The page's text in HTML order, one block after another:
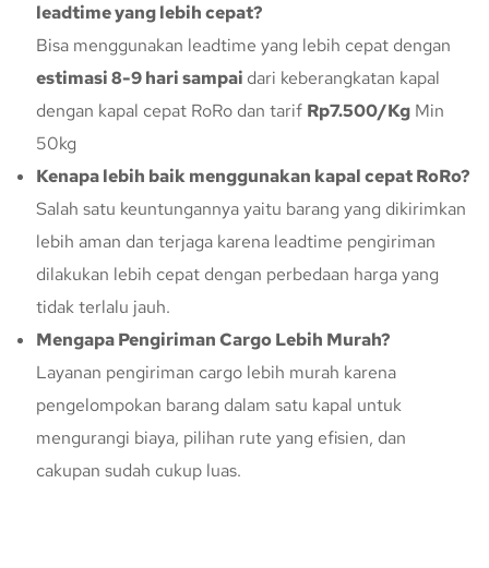
leadtime yang lebih cepat?
Bisa menggunakan leadtime yang lebih cepat dengan
estimasi 8-9 hari sampai dari keberangkatan kapal
dengan kapal cepat RoRo dan tarif Rp7.500/Kg Min
50kg
Kenapa lebih baik menggunakan kapal cepat RoRo?
Salah satu keuntungannya yaitu barang yang dikirimkan
lebih aman dan terjaga karena leadtime pengiriman
dilakukan lebih cepat dengan perbedaan harga yang
tidak terlalu jauh.
Mengapa Pengiriman Cargo Lebih Murah?
Layanan pengiriman cargo lebih murah karena
pengelompokan barang dalam satu kapal untuk
mengurangi biaya, pilihan rute yang efisien, dan
cakupan sudah cukup luas.